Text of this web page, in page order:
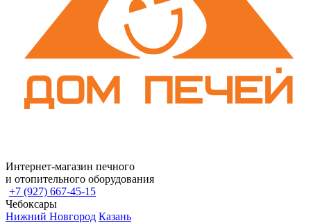
Интернет-магазин печного
и отопительного оборудования
+7 (927) 667-45-15
Чебоксары
Нижний Новгород Казань